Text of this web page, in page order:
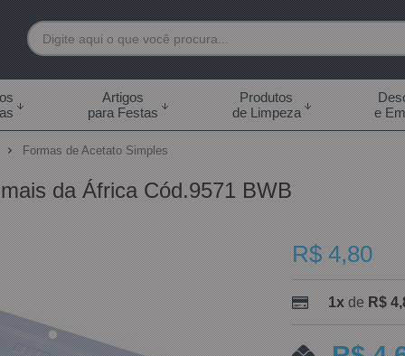
7892
às 18:00h Sábados -
14:00h
Artigos
para Festas
Produtos
de Limpeza
e
Formas de Acetato Simples
da África Cód.9571 BWB
R$ 4,80
1xdeR$